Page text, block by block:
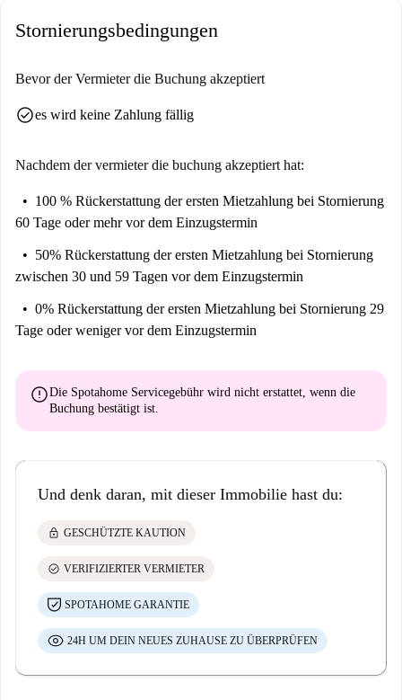
Unser Homechecker, Victor, sagte:
Institutionen sowie am Place Jourdan. “
Gib es mir gerade ...
im Chaussée de Wavre, Brüssel. Es ist hell, modern und verfügt über 2
Die Lage ist großartig - Sie wohnen nur einen kurzen Spaziergang vom
Stornierungsbedingungen
Bevor der Vermieter die Buchung akzeptiert
check_circlees wird keine Zahlung fällig
Nachdem der vermieter die buchung akzeptiert hat:
100 % Rückerstattung der ersten Mietzahlung bei Stornierung
60 Tage oder mehr vor dem Einzugstermin
50% Rückerstattung der ersten Mietzahlung bei Stornierung
zwischen 30 und 59 Tagen vor dem Einzugstermin
0% Rückerstattung der ersten Mietzahlung bei Stornierung 29
Tage oder weniger vor dem Einzugstermin
errorDie Spotahome Servicegebühr wird nicht erstattet, wenn die
Buchung bestätigt ist.
Und denk daran, mit dieser Immobilie hast du:
lock GESCHÜTZTE KAUTION
check_circle VERIFIZIERTER VERMIETER
SPOTAHOME GARANTIE
24H UM DEIN NEUES ZUHAUSE ZU ÜBERPRÜFEN